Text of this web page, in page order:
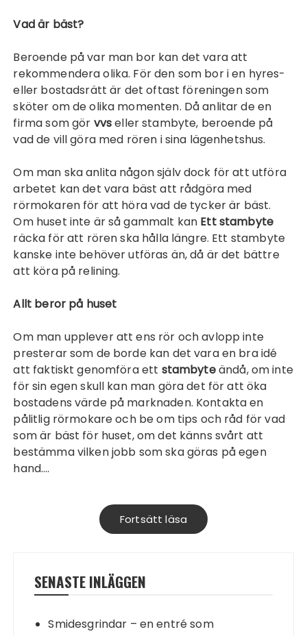
Vad är bäst?
Beroende på var man bor kan det vara att
rekommendera olika. För den som bor i en hyres-
eller bostadsrätt är det oftast föreningen som
sköter om de olika momenten. Då anlitar de en
firma som gör vvseller stambyte, beroende på
vad de vill göra med rören i sina lägenhetshus.
Om man ska anlita någon själv dock för att utföra
arbetet kan det vara bäst att rådgöra med
rörmokaren för att höra vad de tycker är bäst.
Om huset inte är så gammalt kan Ett stambyte
räcka för att rören ska hålla längre. Ett stambyte
kanske inte behöver utföras än, då är det bättre
att köra på relining.
Allt beror på huset
Om man upplever att ens rör och avlopp inte
presterar som de borde kan det vara en bra idé
att faktiskt genomföra ett stambyteändå, om inte
för sin egen skull kan man göra det för att öka
bostadens värde på marknaden. Kontakta en
pålitlig rörmokare och be om tips och råd för vad
som är bäst för huset, om det känns svårt att
bestämma vilken jobb som ska göras på egen
hand.…
Fortsätt läsa
SENASTE INLÄGGEN
Smidesgrindar – en entré som